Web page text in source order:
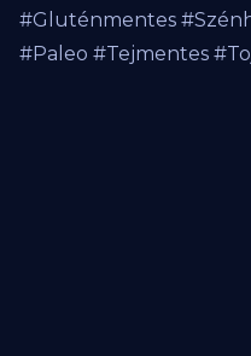
#Gluténmentes
#Paleo #Tejmentes